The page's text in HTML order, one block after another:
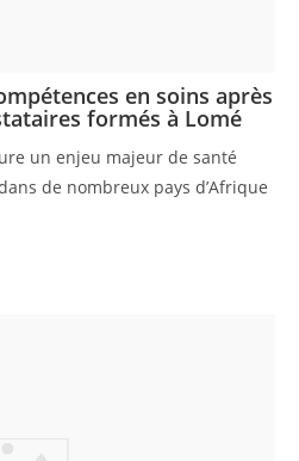
en soins après
formés à Lomé
un enjeu majeur de santé
de nombreux pays d’Afrique